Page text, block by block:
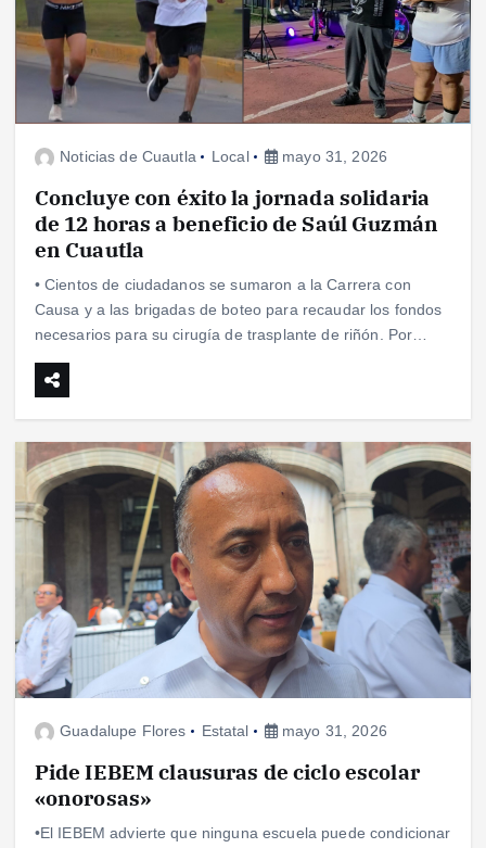
Noticias de Cuautla Local mayo 31, 2026
Concluye con éxito la jornada solidaria
de 12 horas a beneficio de Saúl Guzmán
en Cuautla
• Cientos de ciudadanos se sumaron a la Carrera con
Causa y a las brigadas de boteo para recaudar los fondos
necesarios para su cirugía de trasplante de riñón. Por…
Guadalupe Flores Estatal mayo 31, 2026
Pide IEBEM clausuras de ciclo escolar
«onorosas»
•El IEBEM advierte que ninguna escuela puede condicionar